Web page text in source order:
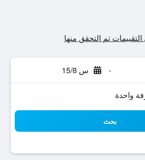
- س 15/8
بحث